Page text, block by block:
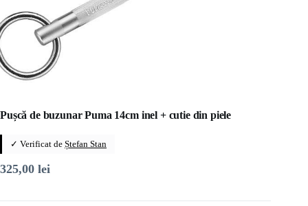
Pușcă de buzunar Puma 14cm inel + cutie din piele
✓ Verificat de Ștefan Stan
325,00 lei